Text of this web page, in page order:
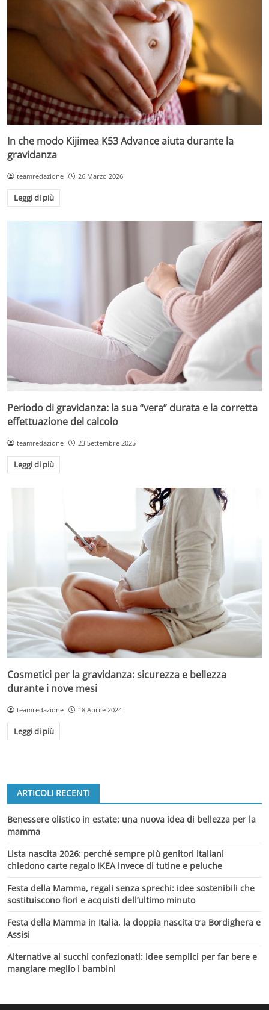
In che modo Kijimea K53 Advance aiuta durante la
gravidanza
teamredazione 26 Marzo 2026
Leggi di più
Periodo di gravidanza: la sua “vera” durata e la corretta
effettuazione del calcolo
teamredazione 23 Settembre 2025
Leggi di più
Cosmetici per la gravidanza: sicurezza e bellezza
durante i nove mesi
teamredazione 18 Aprile 2024
Leggi di più
ARTICOLI RECENTI
Benessere olistico in estate: una nuova idea di bellezza per la
mamma
Lista nascita 2026: perché sempre più genitori italiani
chiedono carte regalo IKEA invece di tutine e peluche
Festa della Mamma, regali senza sprechi: idee sostenibili che
sostituiscono fiori e acquisti dell’ultimo minuto
Festa della Mamma in Italia, la doppia nascita tra Bordighera e
Assisi
Alternative ai succhi confezionati: idee semplici per far bere e
mangiare meglio i bambini